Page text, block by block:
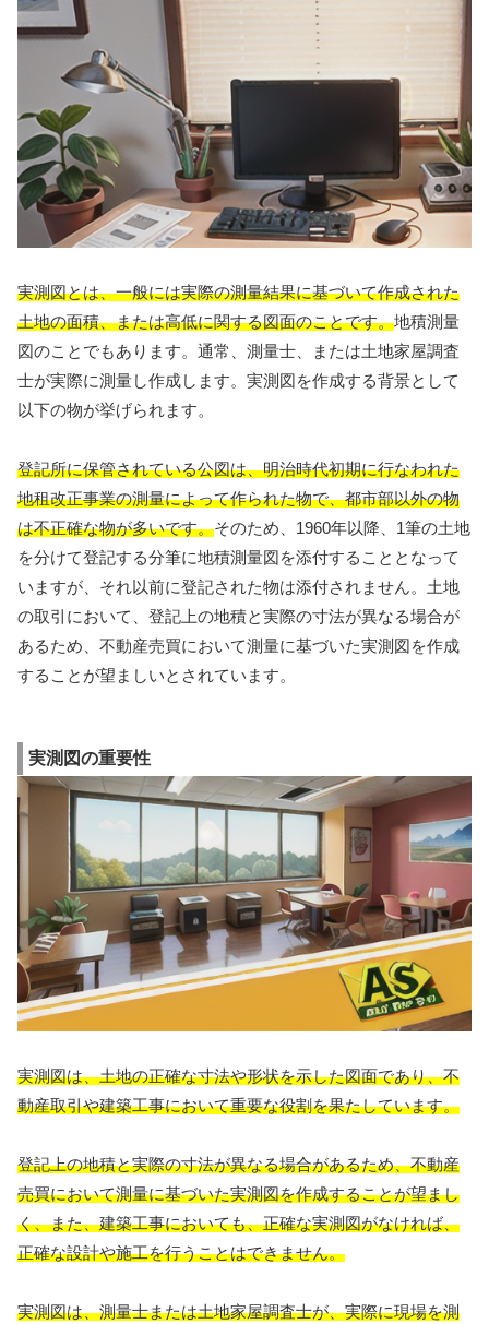
実測図とは、一般には実際の測量結果に基づいて作成された
土地の面積、または高低に関する図面のことです。地積測量
図のことでもあります。通常、測量士、または土地家屋調査
士が実際に測量し作成します。実測図を作成する背景として
以下の物が挙げられます。
登記所に保管されている公図は、明治時代初期に行なわれた
地租改正事業の測量によって作られた物で、都市部以外の物
は不正確な物が多いです。そのため、1960年以降、1筆の土地
を分けて登記する分筆に地積測量図を添付することとなって
いますが、それ以前に登記された物は添付されません。土地
の取引において、登記上の地積と実際の寸法が異なる場合が
あるため、不動産売買において測量に基づいた実測図を作成
することが望ましいとされています。
実測図の重要性
実測図は、土地の正確な寸法や形状を示した図面であり、不
動産取引や建築工事において重要な役割を果たしています。
登記上の地積と実際の寸法が異なる場合があるため、不動産
売買において測量に基づいた実測図を作成することが望まし
く、また、建築工事においても、正確な実測図がなければ、
正確な設計や施工を行うことはできません。
実測図は、測量士または土地家屋調査士が、実際に現場を測